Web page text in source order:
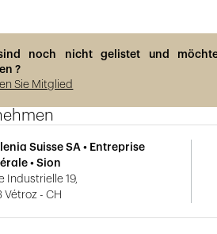
noch nicht gelistet und
?
Sie Mitglied
Suisse SA • Entreprise
• Sion
Industrielle 19,
Vétroz - CH